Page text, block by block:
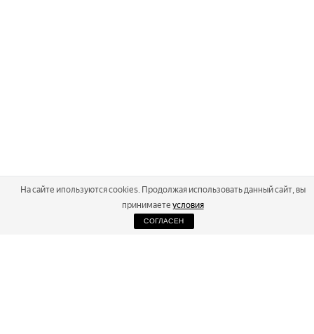
2026
На сайте ипользуются cookies. Продолжая использовать данный сайт, вы
принимаете условия
СОГЛАСЕН